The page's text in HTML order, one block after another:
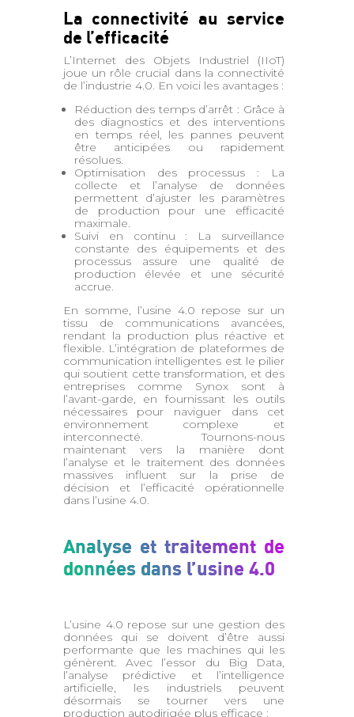
La connectivité au service
de l’efficacité
L’Internet des Objets Industriel (IIoT)
joue un rôle crucial dans la connectivité
de l’industrie 4.0. En voici les avantages :
Réduction des temps d’arrêt : Grâce à
des diagnostics et des interventions
en temps réel, les pannes peuvent
être anticipées ou rapidement
résolues.
Optimisation des processus : La
collecte et l’analyse de données
permettent d’ajuster les paramètres
de production pour une efficacité
maximale.
Suivi en continu : La surveillance
constante des équipements et des
processus assure une qualité de
production élevée et une sécurité
accrue.
En somme, l’usine 4.0 repose sur un
tissu de communications avancées,
rendant la production plus réactive et
flexible. L’intégration de plateformes de
communication intelligentes est le pilier
qui soutient cette transformation, et des
entreprises comme Synox sont à
l’avant-garde, en fournissant les outils
nécessaires pour naviguer dans cet
environnement complexe et
interconnecté. Tournons-nous
maintenant vers la manière dont
l’analyse et le traitement des données
massives influent sur la prise de
décision et l’efficacité opérationnelle
dans l’usine 4.0.
Analyse et traitement de
données dans l’usine 4.0
L’usine 4.0 repose sur une gestion des
données qui se doivent d’être aussi
performante que les machines qui les
génèrent. Avec l’essor du Big Data,
l’analyse prédictive et l’intelligence
artificielle, les industriels peuvent
désormais se tourner vers une
production autodirigée plus efficace :